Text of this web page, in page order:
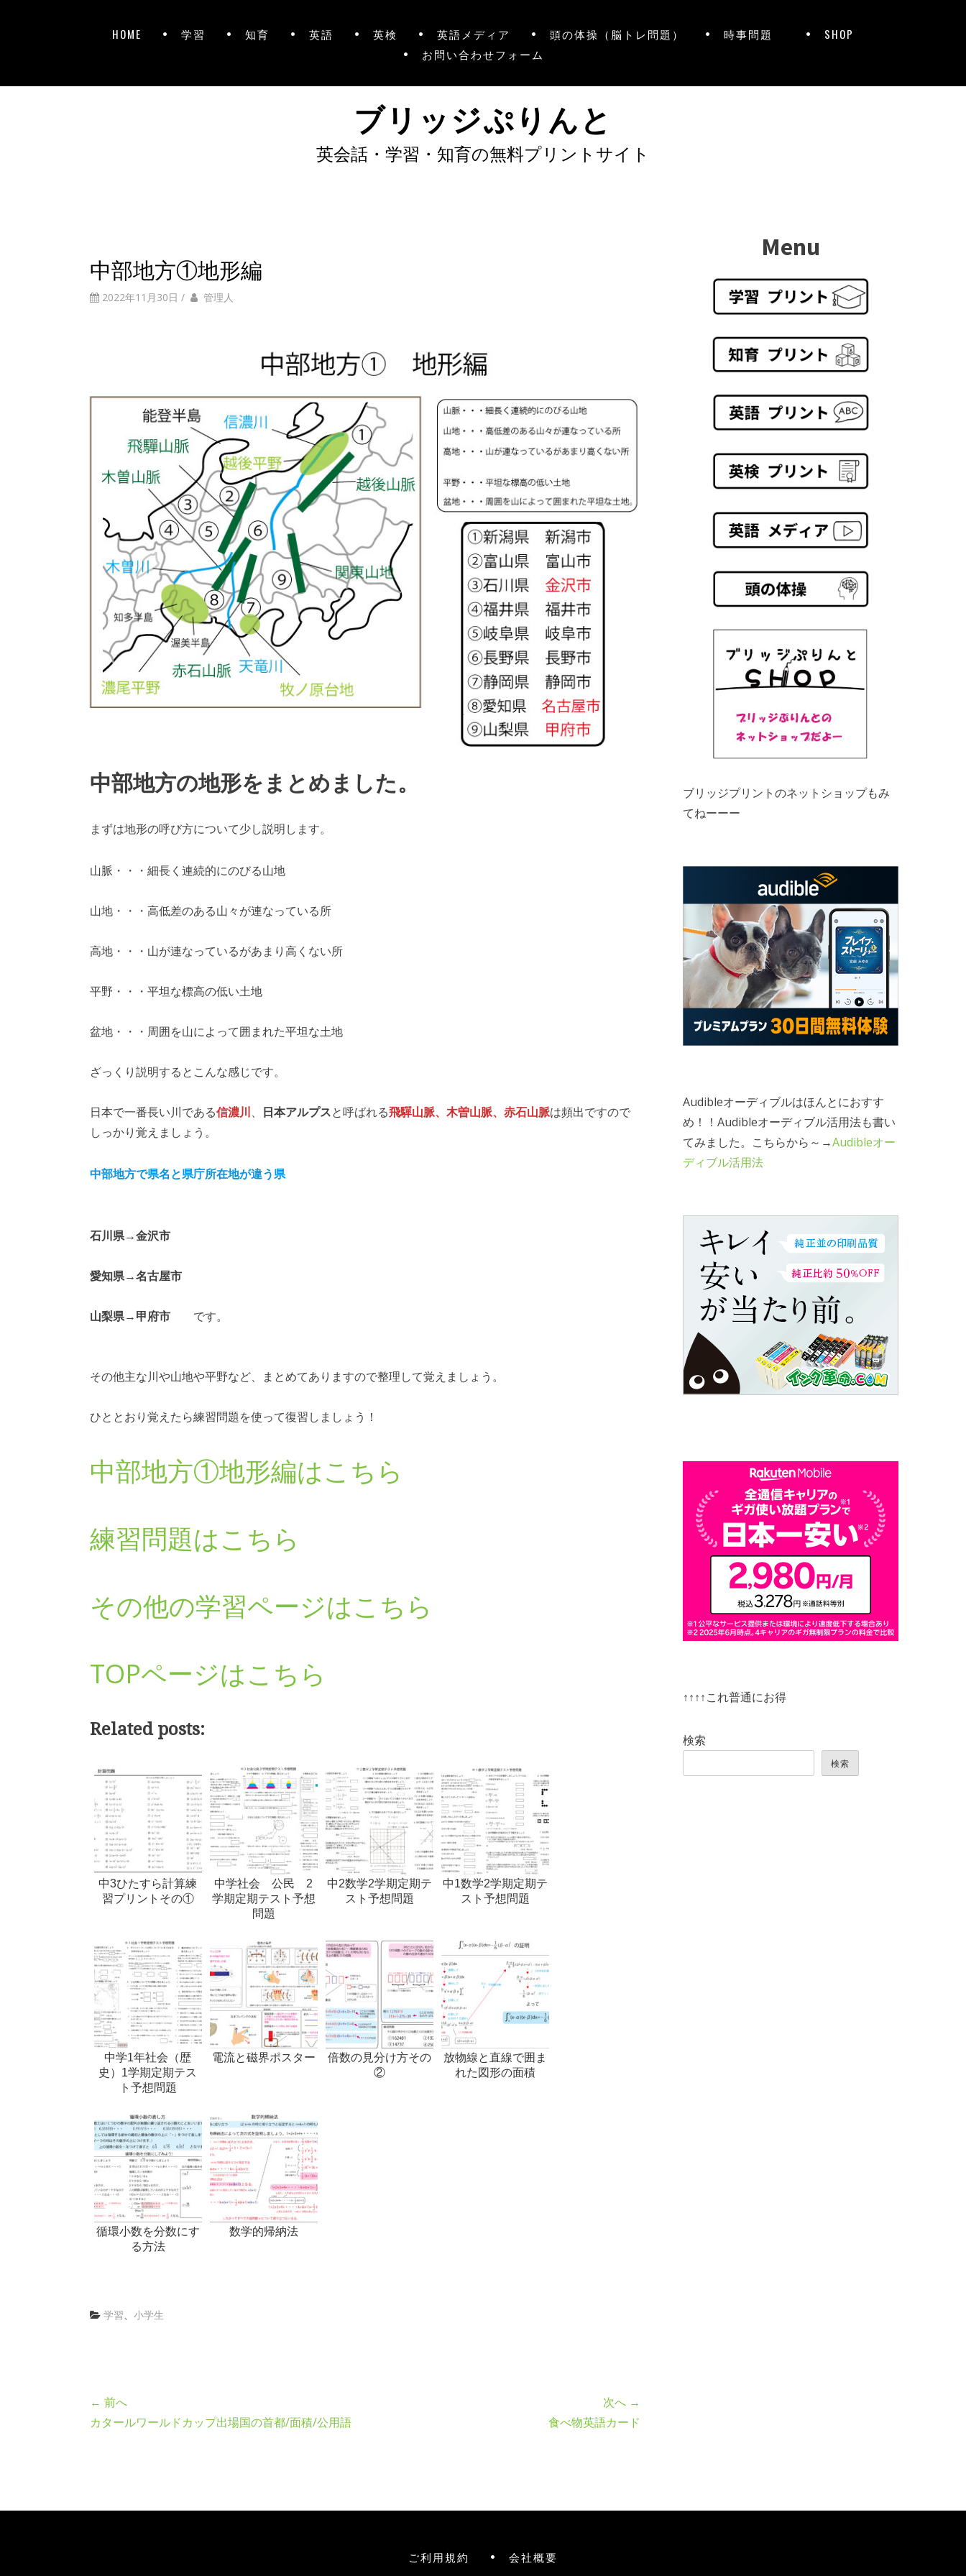
HOME 学習 知育 英語 英検 英語メディア 頭の体操（脳トレ問題） 時事問題
SHOP
お問い合わせフォーム
ブリッジぷりんと
英会話・学習・知育の無料プリントサイト
中部地方①地形編
2022年11月30日 / 管理人
中部地方の地形をまとめました。
まずは地形の呼び方について少し説明します。
山脈・・・細長く連続的にのびる山地
山地・・・高低差のある山々が連なっている所
高地・・・山が連なっているがあまり高くない所
平野・・・平坦な標高の低い土地
盆地・・・周囲を山によって囲まれた平坦な土地
ざっくり説明するとこんな感じです。
日本で一番長い川である信濃川、 日本アルプスと呼ばれる飛驒山脈、木曽山脈、赤石山脈は頻出ですので
しっかり覚えましょう。
中部地方で県名と県庁所在地が違う県
石川県→金沢市
愛知県→名古屋市
山梨県→甲府市 です。
その他主な川や山地や平野など、まとめてありますので整理して覚えましょう。
ひととおり覚えたら練習問題を使って復習しましょう！
中部地方①地形編はこちら
練習問題はこちら
その他の学習ページはこちら
TOPページはこちら
Related posts:
中3ひたすら計算練
習プリントその①
中学社会 公民 2
学期定期テスト予想
問題
中2数学2学期定期テ
スト予想問題
中1数学2学期定期テ
スト予想問題
中学1年社会（歴
史）1学期定期テス
ト予想問題
電流と磁界ポスター
倍数の見分け方その
②
放物線と直線で囲ま
れた図形の面積
循環小数を分数にす
る方法
数学的帰納法
学習 小学生
← 前へ
カタールワールドカップ出場国の首都/面積/公用語
次へ →
食べ物英語カード
Menu
ブリッジプリントのネットショップもみ
てねーーー
Audibleオーディブルはほんとにおすす
め！！Audibleオーディブル活用法も書い
てみました。こちらから～→Audibleオー
ディブル活用法
↑↑↑↑これ普通にお得
検索
検索
ご利用規約 会社概要